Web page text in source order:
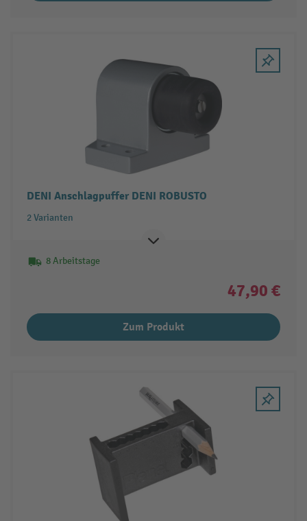
DENI Anschlagpuffer DENI ROBUSTO
2 Varianten
8 Arbeitstage
47,90 €
Zum Produkt